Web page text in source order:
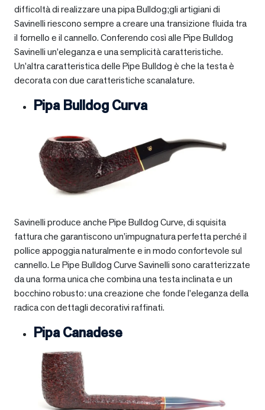
difficoltà di realizzare una pipa Bulldog;gli artigiani di
Savinelli riescono sempre a creare una transizione fluida tra
il fornello e il cannello. Conferendo così alle Pipe Bulldog
Savinelli un’eleganza e una semplicità caratteristiche.
Un’altra caratteristica delle Pipe Bulldog è che la testa è
decorata con due caratteristiche scanalature.
Pipa Bulldog Curva
Savinelli produce anche Pipe Bulldog Curve, di squisita
fattura che garantiscono un’impugnatura perfetta perché il
pollice appoggia naturalmente e in modo confortevole sul
cannello. Le Pipe Bulldog Curve Savinelli sono caratterizzate
da una forma unica che combina una testa inclinata e un
bocchino robusto: una creazione che fonde l’eleganza della
radica con dettagli decorativi raffinati.
Pipa Canadese